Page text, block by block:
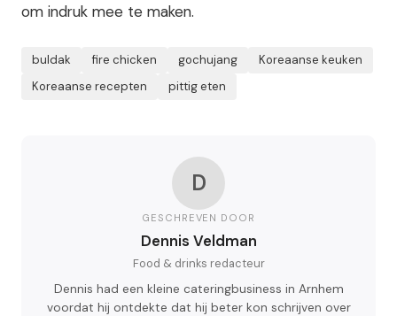
om indruk mee te maken.
buldak fire chicken gochujang
Koreaanse keuken
Koreaanse recepten
pittig eten
D
GESCHREVEN DOOR
Dennis Veldman
Food & drinks redacteur
Dennis had een kleine cateringbusiness in Arnhem
voordat hij ontdekte dat hij beter kon schrijven over